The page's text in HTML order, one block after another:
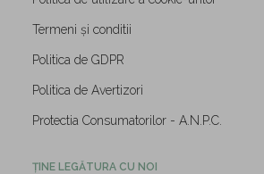
Termeni și conditii
Politica de GDPR
Politica de Avertizori
Protectia Consumatorilor - A.N.P.C.
ȚINE LEGĂTURA CU NOI